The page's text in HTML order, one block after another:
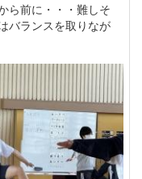
ら前に・・・難しそ
バランスを取りなが